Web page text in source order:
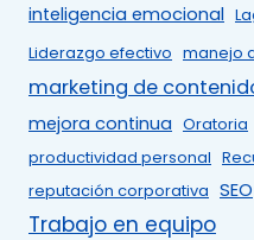
inteligencia emocional
Liderazgo efectivo manejo
marketing de
mejora continua Oratoria
productividad personal
reputación corporativa SEO
Trabajo en equipo